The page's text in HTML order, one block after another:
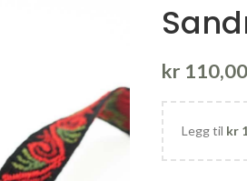
kr 110,00
Legg til kr